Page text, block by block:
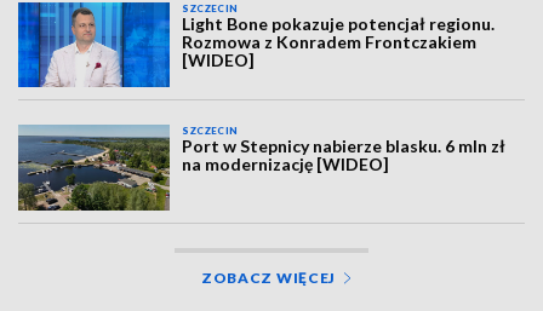
SZCZECIN
Light Bone pokazuje potencjał regionu.
Rozmowa z Konradem Frontczakiem
[WIDEO]
SZCZECIN
Port w Stepnicy nabierze blasku. 6 mln zł
na modernizację [WIDEO]
ZOBACZ WIĘCEJ